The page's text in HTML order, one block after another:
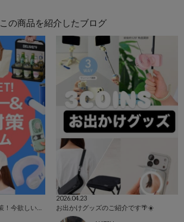
この商品を紹介したブログ
2026.04.23
お出かけグッズのご紹介です🌴☀️